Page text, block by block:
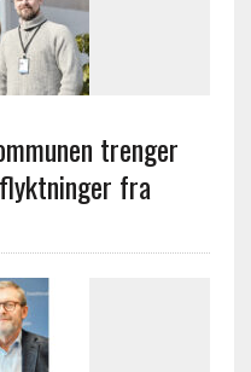
trenger
fra